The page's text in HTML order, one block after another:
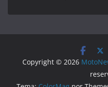
Copyright © 2026